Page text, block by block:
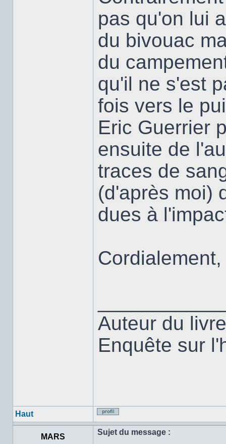
pas qu'on lui
du bivouac
du
qu'il ne s'est
fois vers le
Eric Guerrier
ensuite de
traces de
(d'après moi)
dues à
Cordialement,
Auteur du
Enquête sur
Haut
Profil
MARS
Sujet du message :